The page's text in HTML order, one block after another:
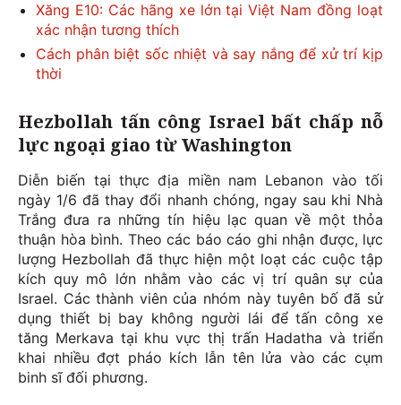
Xăng E10: Các hãng xe lớn tại Việt Nam đồng loạt
xác nhận tương thích
Cách phân biệt sốc nhiệt và say nắng để xử trí kịp
thời
Hezbollah tấn công Israel bất chấp nỗ
lực ngoại giao từ Washington
Diễn biến tại thực địa miền nam Lebanon vào tối
ngày 1/6 đã thay đổi nhanh chóng, ngay sau khi Nhà
Trắng đưa ra những tín hiệu lạc quan về một thỏa
thuận hòa bình. Theo các báo cáo ghi nhận được, lực
lượng Hezbollah đã thực hiện một loạt các cuộc tập
kích quy mô lớn nhằm vào các vị trí quân sự của
Israel. Các thành viên của nhóm này tuyên bố đã sử
dụng thiết bị bay không người lái để tấn công xe
tăng Merkava tại khu vực thị trấn Hadatha và triển
khai nhiều đợt pháo kích lẫn tên lửa vào các cụm
binh sĩ đối phương.